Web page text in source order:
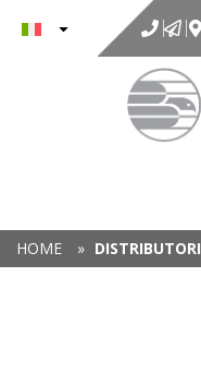
contenuto
HOME » DISTRIBUTORI